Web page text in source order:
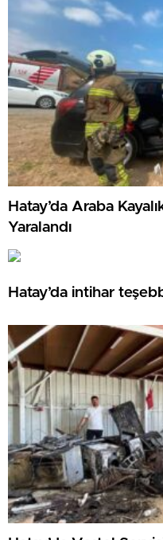
Hatay’da Araba
Yaralandı
Hatay’da intihar